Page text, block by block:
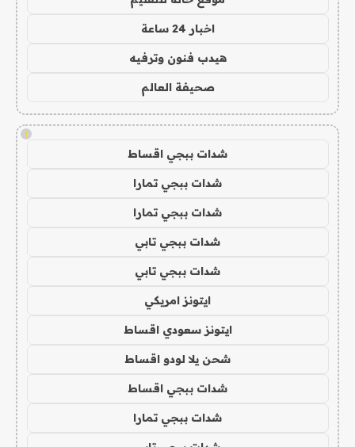
اخبار 24 ساعة
هيدب فنون وترفيه
صحيفة العالم
!
شدات ببجي اقساط
شدات ببجي تمارا
شدات ببجي تمارا
شدات ببجي تابي
شدات ببجي تابي
ايتونز امريكي
ايتونز سعودي اقساط
شحن يلا لودو اقساط
شدات ببجي اقساط
شدات ببجي تمارا